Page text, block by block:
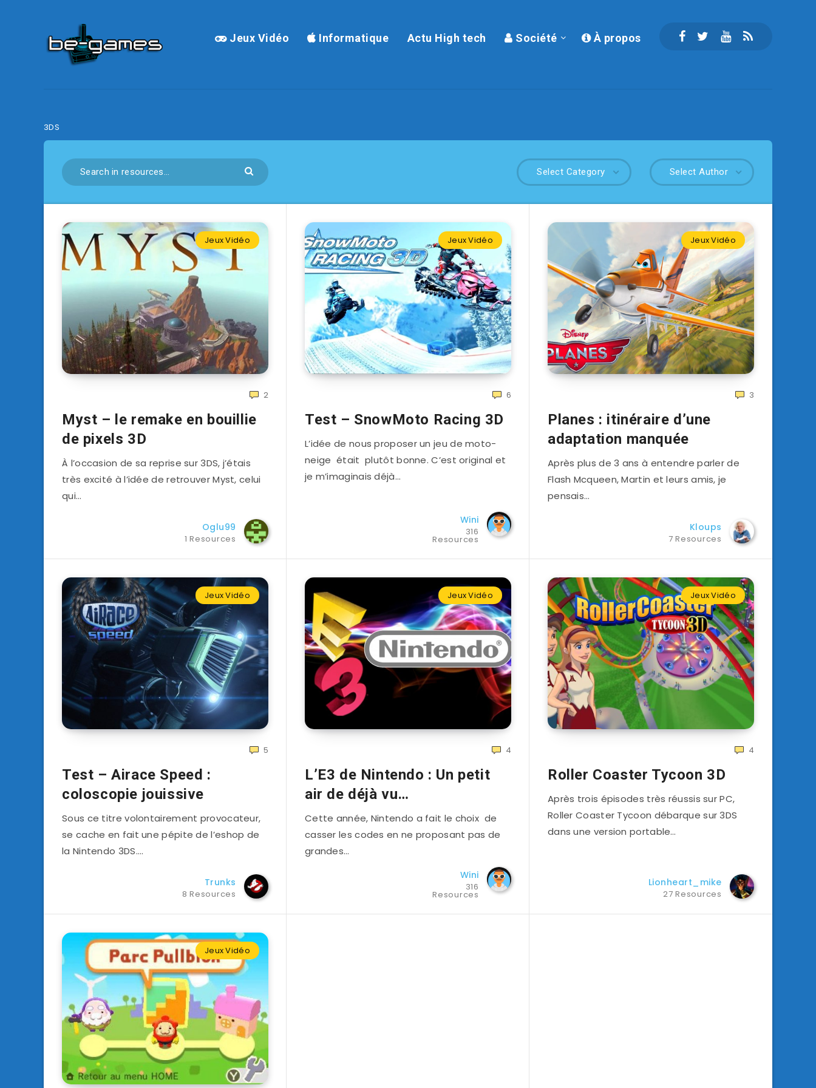
Jeux Vidéo Informatique Actu High tech Société À propos
3DS
Select Author
Select Category
Jeux Vidéo
2
Myst – le remake en bouillie
de pixels 3D
À l’occasion de sa reprise sur 3DS, j’étais
très excité à l’idée de retrouver Myst, celui
qui…
Oglu99
1 Resources
Jeux Vidéo
6
Test – SnowMoto Racing 3D
L’idée de nous proposer un jeu de moto-
neige était plutôt bonne. C’est original et
je m’imaginais déjà…
Wini
316
Resources
Jeux Vidéo
3
Planes : itinéraire d’une
adaptation manquée
Après plus de 3 ans à entendre parler de
Flash Mcqueen, Martin et leurs amis, je
pensais…
Kloups
7 Resources
Jeux Vidéo
5
Test – Airace Speed :
coloscopie jouissive
Sous ce titre volontairement provocateur,
se cache en fait une pépite de l’eshop de
la Nintendo 3DS….
Trunks
8 Resources
Jeux Vidéo
4
L’E3 de Nintendo : Un petit
air de déjà vu…
Cette année, Nintendo a fait le choix de
casser les codes en ne proposant pas de
grandes…
Wini
316
Resources
Jeux Vidéo
4
Roller Coaster Tycoon 3D
Après trois épisodes très réussis sur PC,
Roller Coaster Tycoon débarque sur 3DS
dans une version portable…
Lionheart_mike
27 Resources
Jeux Vidéo